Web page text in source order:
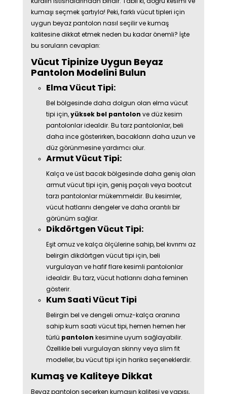
kumaşı seçmek şartıyla! Peki, farklı vücut tipleri için
uygun beyaz pantolon nasıl seçilir ve kumaş
kalitesine dikkat etmek neden bu kadar önemli? İşte
bu soruların cevapları:
Vücut Tipinize Uygun Beyaz
Pantolon Modelini Bulun
Elma Vücut Tipi:
Bel bölgesinde daha dolgun olan elma vücut
tipi için,yüksek bel pantolon ve düz kesim
pantolonlar idealdir. Bu tarz pantolonlar, beli
daha ince gösterirken, bacakların daha uzun ve
düz görünmesine yardımcı olur.
Armut Vücut Tipi:
Kalça ve üst bacak bölgesinde daha geniş olan
armut vücut tipi için, geniş paçalı veya bootcut
tarzı pantolonlar mükemmeldir. Bu kesimler,
vücut hatlarını dengeler ve daha orantılı bir
görünüm sağlar.
Dikdörtgen Vücut Tipi:
Eşit omuz ve kalça ölçülerine sahip, bel kıvrımı az
belirgin dikdörtgen vücut tipi için, beli
vurgulayan ve hafif flare kesimli pantolonlar
idealdir. Bu tarz, vücut hatlarını daha feminen
gösterir.
Kum Saati Vücut Tipi
Belirgin bel ve dengeli omuz-kalça oranına
sahip kum saati vücut tipi, hemen hemen her
türlü pantolon kesimine uyum sağlayabilir.
Özellikle beli vurgulayan skinny veya slim fit
modeller, bu vücut tipi için harika seçeneklerdir.
Kumaş ve Kaliteye Dikkat
Beyaz pantolon seçerken kumaşın kalitesi ve yapısı,